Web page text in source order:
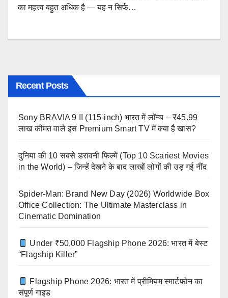
का महत्त्व बहुत अधिक है — यह न सिर्फ…
Recent Posts
Sony BRAVIA 9 II (115-inch) भारत में लॉन्च – ₹45.99
लाख कीमत वाले इस Premium Smart TV में क्या है खास?
दुनिया की 10 सबसे डरावनी फिल्में (Top 10 Scariest Movies
in the World) – जिन्हें देखने के बाद लाखों लोगों की उड़ गई नींद
Spider-Man: Brand New Day (2026) Worldwide Box
Office Collection: The Ultimate Masterclass in
Cinematic Domination
Under ₹50,000 Flagship Phone 2026: भारत में बेस्ट
“Flagship Killer”
Flagship Phone 2026: भारत में प्रीमियम स्मार्टफोन का
संपूर्ण गाइड